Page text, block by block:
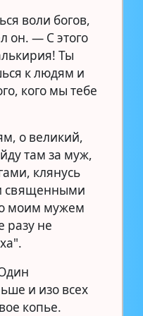
воли богов,
он. — С этого
Ты
к людям и
кого мы тебе
о великий,
там за муж,
клянусь
священными
моим мужем
разу не
и изо всех
копье.